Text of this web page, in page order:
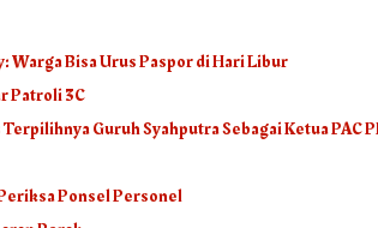
Warga Bisa Urus Paspor di Hari Libur
Patroli 3C
Guruh Syahputra Sebagai Ketua PAC
Ponsel Personel